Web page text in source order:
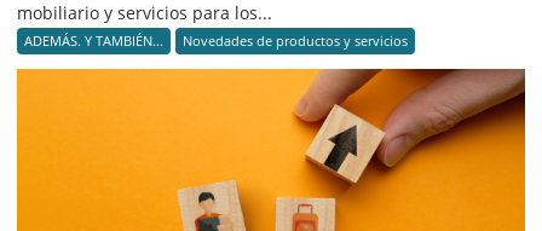
mobiliario y servicios para los...
ADEMÁS. Y TAMBIÉN... Novedades de productos y servicios